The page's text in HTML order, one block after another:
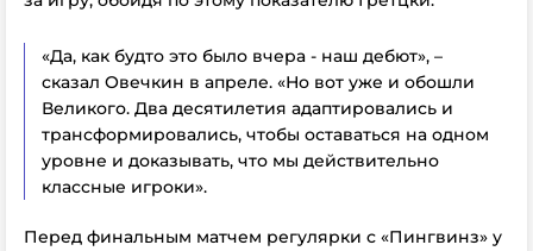
«Да, как будто это было вчера - наш дебют», –
сказал Овечкин в апреле. «Но вот уже и обошли
Великого. Два десятилетия адаптировались и
трансформировались, чтобы оставаться на одном
уровне и доказывать, что мы действительно
классные игроки».
Перед финальным матчем регулярки с «Пингвинз» у